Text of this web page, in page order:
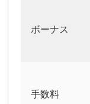
ボーナス
手数料